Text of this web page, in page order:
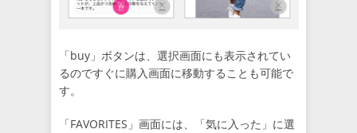
「buy」ボタンは、選択画面にも表示されてい
るのですぐに購入画面に移動することも可能で
す。
「FAVORITES」画面には、「気に入った」に選